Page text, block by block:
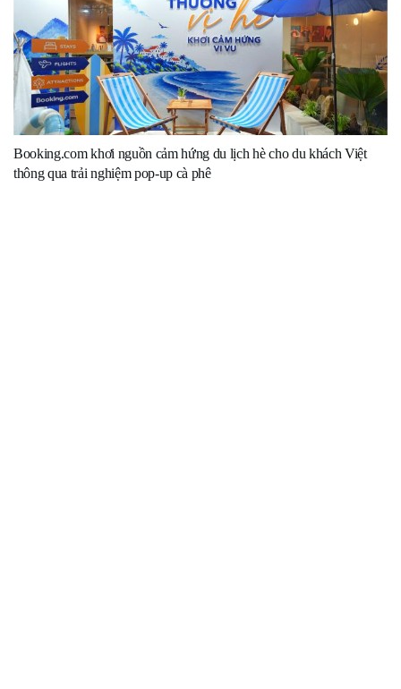
Booking.com khơi nguồn cảm hứng du lịch hè cho du khách Việt
thông qua trải nghiệm pop-up cà phê